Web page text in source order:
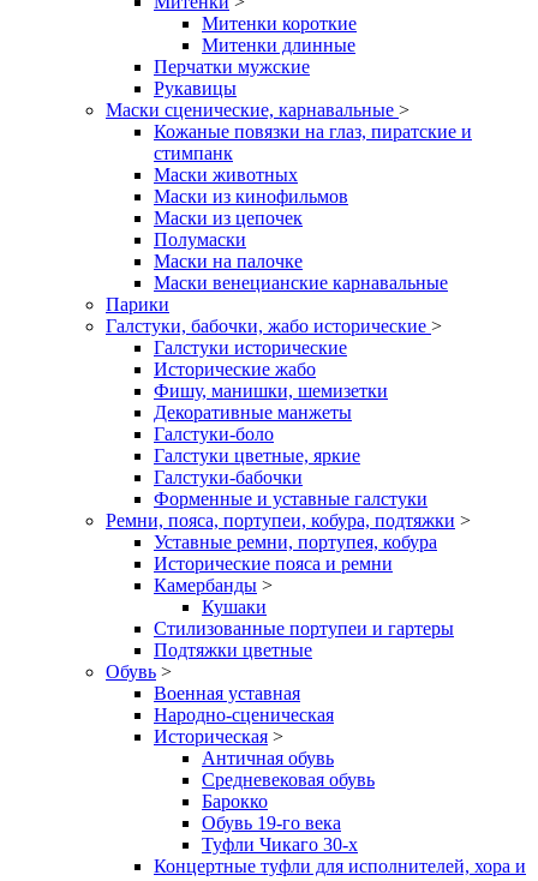
Митенки короткие
Митенки длинные
Перчатки мужские
Рукавицы
Маски сценические, карнавальные >
Кожаные повязки на глаз, пиратские и
стимпанк
Маски животных
Маски из кинофильмов
Маски из цепочек
Полумаски
Маски на палочке
Маски венецианские карнавальные
Парики
Галстуки, бабочки, жабо исторические >
Галстуки исторические
Исторические жабо
Фишу, манишки, шемизетки
Декоративные манжеты
Галстуки-боло
Галстуки цветные, яркие
Галстуки-бабочки
Форменные и уставные галстуки
Ремни, пояса, портупеи, кобура, подтяжки >
Уставные ремни, портупея, кобура
Исторические пояса и ремни
Камербанды >
Кушаки
Стилизованные портупеи и гартеры
Подтяжки цветные
Обувь >
Военная уставная
Народно-сценическая
Историческая >
Античная обувь
Средневековая обувь
Барокко
Обувь 19-го века
Туфли Чикаго 30-х
Концертные туфли для исполнителей, хора и